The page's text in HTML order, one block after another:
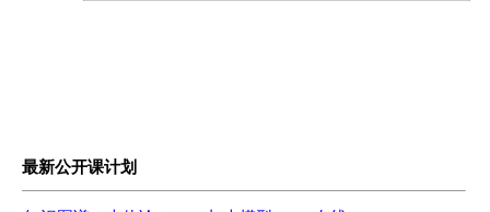
最新公开课计划